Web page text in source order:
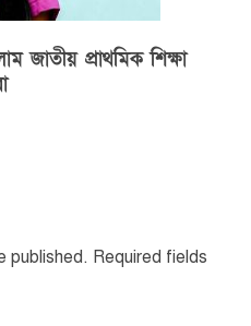
জাতীয় প্রাথমিক শিক্ষা
published. Required fields